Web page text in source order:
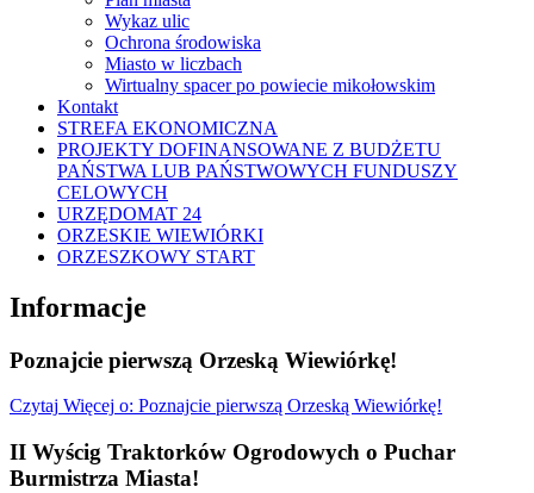
Wykaz ulic
Ochrona środowiska
Miasto w liczbach
Wirtualny spacer po powiecie mikołowskim
Kontakt
STREFA EKONOMICZNA
PROJEKTY DOFINANSOWANE Z BUDŻETU
PAŃSTWA LUB PAŃSTWOWYCH FUNDUSZY
CELOWYCH
URZĘDOMAT 24
ORZESKIE WIEWIÓRKI
ORZESZKOWY START
Informacje
Poznajcie pierwszą Orzeską Wiewiórkę!
Czytaj Więcej o: Poznajcie pierwszą Orzeską Wiewiórkę!
II Wyścig Traktorków Ogrodowych o Puchar
Burmistrza Miasta!